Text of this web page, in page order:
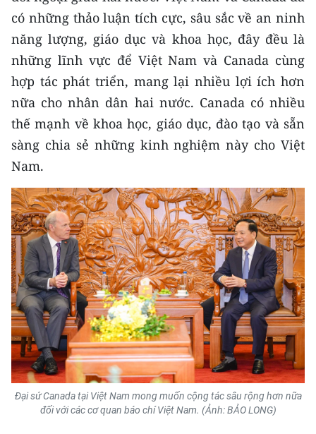
ENGLISH
中文
FRANÇAIS
РУССКИЙ
ESPAÑOL
có những thảo luận tích cực, sâu sắc về an ninh
năng lượng, giáo dục và khoa học, đây đều là
những lĩnh vực để Việt Nam và Canada cùng
hợp tác phát triển, mang lại nhiều lợi ích hơn
nữa cho nhân dân hai nước. Canada có nhiều
thế mạnh về khoa học, giáo dục, đào tạo và sẵn
sàng chia sẻ những kinh nghiệm này cho Việt
Nam.
Đại sứ Canada tại Việt Nam mong muốn cộng tác sâu rộng hơn nữa
đối với các cơ quan báo chí Việt Nam. (Ảnh: BẢO LONG)